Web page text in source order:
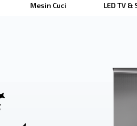
Mesin Cuci LED TV &